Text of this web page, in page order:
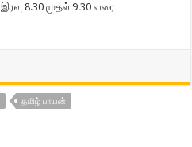
8.30 முதல் 9.30 வரை
தமிழ் பாயன்